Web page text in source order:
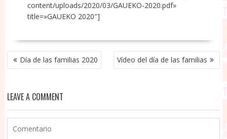
content/uploads/2020/03/GAUEKO-2020.pdf»
title=»GAUEKO 2020″]
NAVEGACIÓN
DE Día de las familias 2020 Vídeo del día de las familias
LEAVE A COMMENT